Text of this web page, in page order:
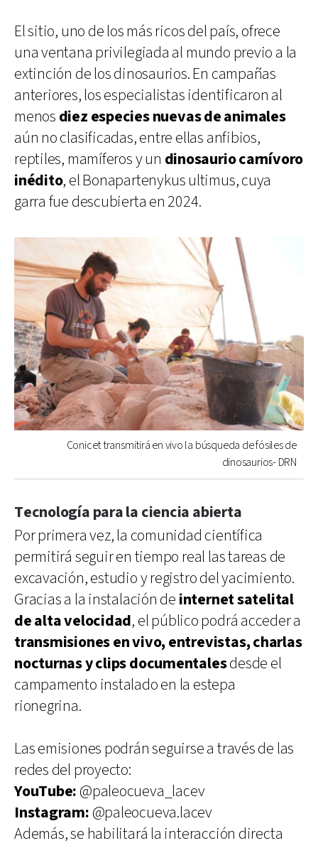
El sitio, uno de los más ricos del país, ofrece
una ventana privilegiada al mundo previo a la
extinción de los dinosaurios. En campañas
anteriores, los especialistas identificaron al
menos diez especies nuevas de animales
aún no clasificadas, entre ellas anfibios,
reptiles, mamíferos y un dinosaurio carnívoro
inédito, el Bonapartenykus ultimus, cuya
garra fue descubierta en 2024.
Conicet transmitirá en vivo la búsqueda de fósiles de
dinosaurios- DRN
Tecnología para la ciencia abierta
Por primera vez, la comunidad científica
permitirá seguir en tiempo real las tareas de
excavación, estudio y registro del yacimiento.
Gracias a la instalación de internet satelital
de alta velocidad, el público podrá acceder a
transmisiones en vivo, entrevistas, charlas
nocturnas y clips documentalesdesde el
campamento instalado en la estepa
rionegrina.
Las emisiones podrán seguirse a través de las
redes del proyecto:
YouTube: @paleocueva_lacev
Instagram: @paleocueva.lacev
Además, se habilitará la interacción directa